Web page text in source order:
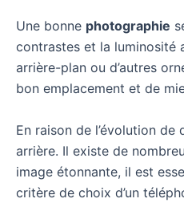
Une bonne photographie
contrastes et la luminosité
arrière-plan ou d’autres
bon emplacement et de
En raison de l’évolution
arrière. Il existe de
image étonnante, il est
critère de choix d’un